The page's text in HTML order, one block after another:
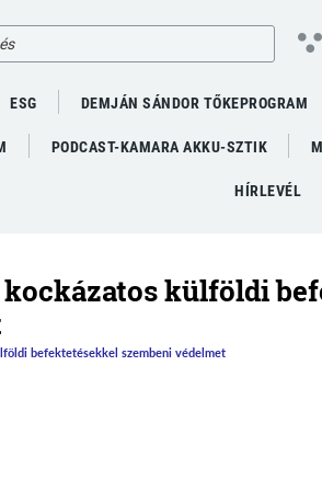
ESG DEMJÁN SÁNDOR TŐKEPROGRAM
PODCAST-KAMARA AKKU-SZTIK
HÍRLEVÉL
külföldi
befektetésekkel szembeni védelmet